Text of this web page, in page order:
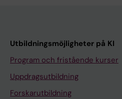
Utbildningsmöjligheter på KI
Program och fristående kurser
Uppdragsutbildning
Forskarutbildning